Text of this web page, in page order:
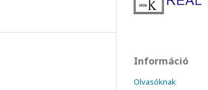
Információ
Olvasóknak